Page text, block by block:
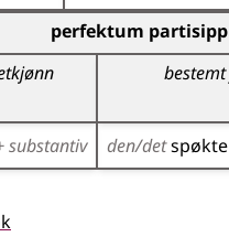
(partisippformer)
perfektum partisipp
substantiv den/detspøkte